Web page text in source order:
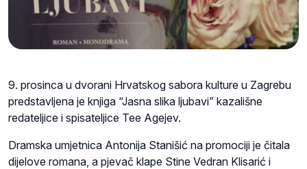
9. prosinca u dvorani Hrvatskog sabora kulture u Zagrebu
predstavljena je knjiga “Jasna slika ljubavi” kazališne
redateljice i spisateljice Tee Agejev.
Dramska umjetnica Antonija Stanišić na promociji je čitala
dijelove romana, a pjevač klape Stine Vedran Klisarić i